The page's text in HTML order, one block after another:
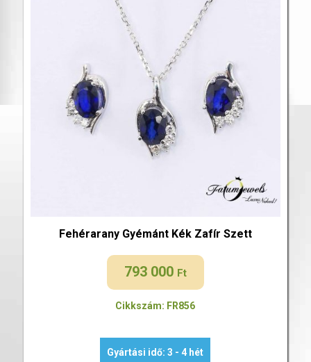
Fehérarany Gyémánt Kék Zafír Szett
793 000 Ft
Cikkszám: FR856
Gyártási idő: 3 - 4 hét